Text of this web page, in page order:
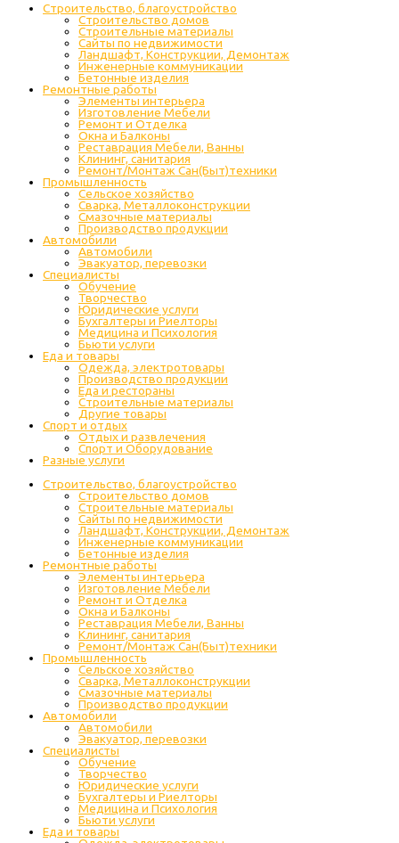
Строительство, благоустройство
Строительство домов
Строительные материалы
Сайты по недвижимости
Ландшафт, Конструкции, Демонтаж
Инженерные коммуникации
Бетонные изделия
Ремонтные работы
Элементы интерьера
Изготовление Мебели
Ремонт и Отделка
Окна и Балконы
Реставрация Мебели, Ванны
Клининг, санитария
Ремонт/Монтаж Сан(Быт)техники
Промышленность
Cельское хозяйство
Сварка, Металлоконструкции
Cмазочные материалы
Производство продукции
Автомобили
Автомобили
Эвакуатор, перевозки
Специалисты
Обучение
Творчество
Юридические услуги
Бухгалтеры и Риелторы
Медицина и Психология
Бьюти услуги
Еда и товары
Одежда, электротовары
Производство продукции
Еда и рестораны
Строительные материалы
Другие товары
Спорт и отдых
Отдых и развлечения
Спорт и Оборудование
Разные услуги
Строительство, благоустройство
Строительство домов
Строительные материалы
Сайты по недвижимости
Ландшафт, Конструкции, Демонтаж
Инженерные коммуникации
Бетонные изделия
Ремонтные работы
Элементы интерьера
Изготовление Мебели
Ремонт и Отделка
Окна и Балконы
Реставрация Мебели, Ванны
Клининг, санитария
Ремонт/Монтаж Сан(Быт)техники
Промышленность
Cельское хозяйство
Сварка, Металлоконструкции
Cмазочные материалы
Производство продукции
Автомобили
Автомобили
Эвакуатор, перевозки
Специалисты
Обучение
Творчество
Юридические услуги
Бухгалтеры и Риелторы
Медицина и Психология
Бьюти услуги
Еда и товары